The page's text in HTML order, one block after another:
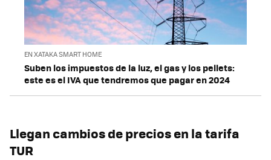
EN XATAKA SMART HOME
Suben los impuestos de la luz, el gas y los pellets:
este es el IVA que tendremos que pagar en 2024
Llegan cambios de precios en la tarifa
TUR